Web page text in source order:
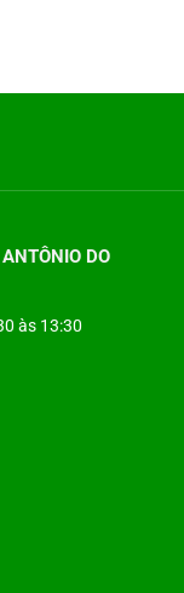
DO
às 13:30